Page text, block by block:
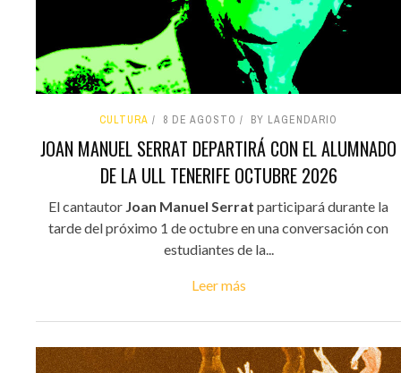
CULTURA 8 DE AGOSTO BY LAGENDARIO
JOAN MANUEL SERRAT DEPARTIRÁ CON EL ALUMNADO
DE LA ULL TENERIFE OCTUBRE 2026
El cantautor Joan Manuel Serrat participará durante la
tarde del próximo 1 de octubre en una conversación con
estudiantes de la...
Leer más